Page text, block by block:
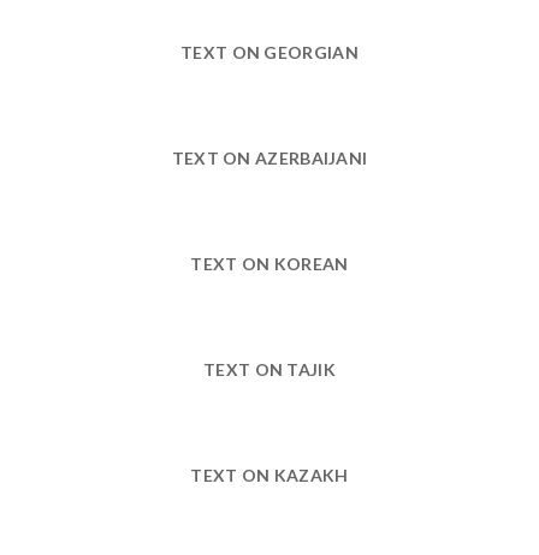
TEXT ON GEORGIAN
TEXT ON AZERBAIJANI
TEXT ON KOREAN
TEXT ON TAJIK
TEXT ON KAZAKH